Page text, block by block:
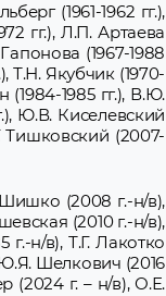
(1961-1962 гг.),
гг.), Л.П. Артаева
(1967-1988
Т.Н. Якубчик (1970-
(1984-1985 гг.), В.Ю.
Ю.В. Киселевский
Тишковский (2007-
(2008 г.-н/в),
(2010 г.-н/в),
н/в), Т.Г. Лакотко
Ю.Я. Шелкович (2016
(2024 г. – н/в), О.Е.